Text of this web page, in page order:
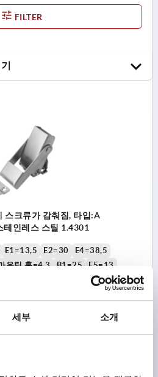
세부 소개
FILTER
스크류가 감춰짐, 타입:A
인레스 스틸 1.4301
E1=13,5 E2=30
E4=38,5
운팅 홀=4,3 B1=25
E5=13
세부 사항